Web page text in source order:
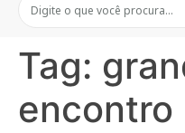
Tag:
encontro